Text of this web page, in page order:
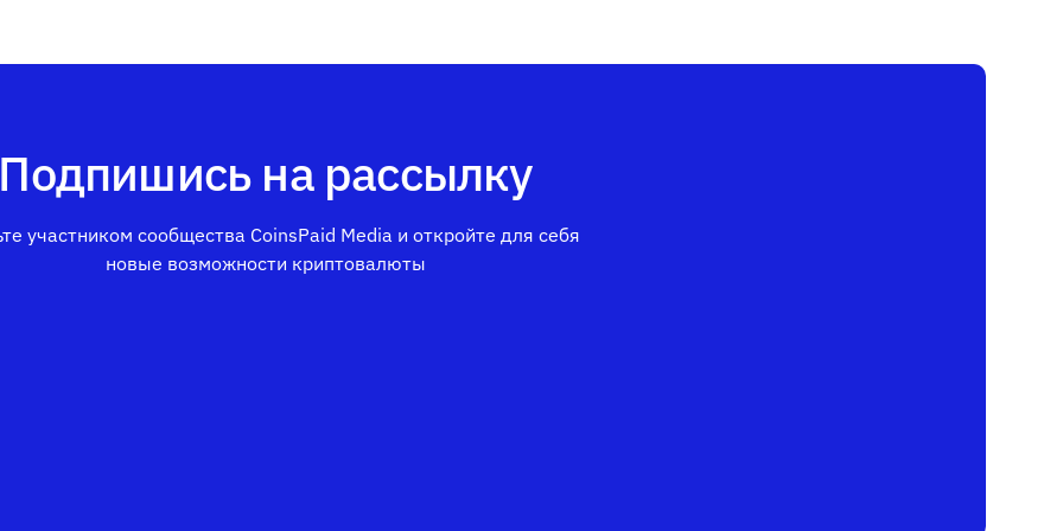
Подпишись на рассылку
участником сообщества CoinsPaid Media и откройте для себя
новые возможности криптовалюты